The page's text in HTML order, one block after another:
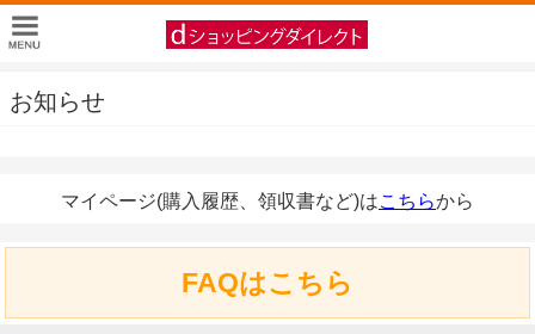
お知らせ
マイページ(購入履歴、領収書など)はこちらから
FAQはこちら